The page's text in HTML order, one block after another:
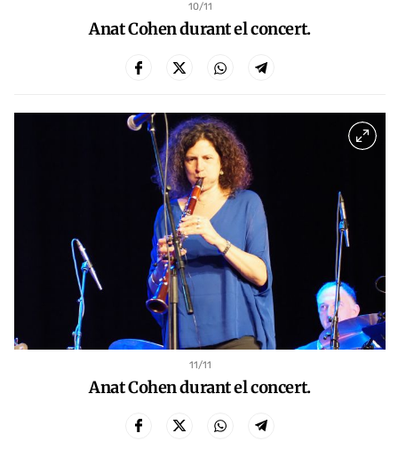
10/11
Anat Cohen durant el concert.
11/11
Anat Cohen durant el concert.